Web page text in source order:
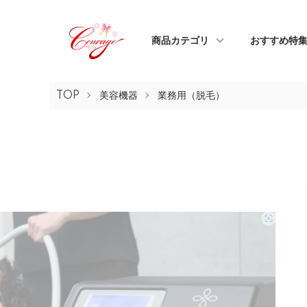
商品カテゴリ おすすめ特
TOP 美容機器 業務用（脱毛）